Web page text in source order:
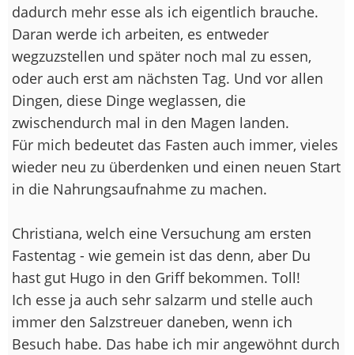
dadurch mehr esse als ich eigentlich brauche.
Daran werde ich arbeiten, es entweder
wegzuzstellen und später noch mal zu essen,
oder auch erst am nächsten Tag. Und vor allen
Dingen, diese Dinge weglassen, die
zwischendurch mal in den Magen landen.
Für mich bedeutet das Fasten auch immer, vieles
wieder neu zu überdenken und einen neuen Start
in die Nahrungsaufnahme zu machen.
Christiana, welch eine Versuchung am ersten
Fastentag - wie gemein ist das denn, aber Du
hast gut Hugo in den Griff bekommen. Toll!
Ich esse ja auch sehr salzarm und stelle auch
immer den Salzstreuer daneben, wenn ich
Besuch habe. Das habe ich mir angewöhnt durch